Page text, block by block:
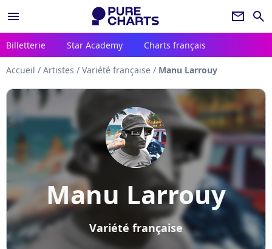
menu newsletter search
Billetterie Star Academy Charts français
Accueil / Artistes / Variété française / Manu Larrouy
Manu Larrouy
Variété française